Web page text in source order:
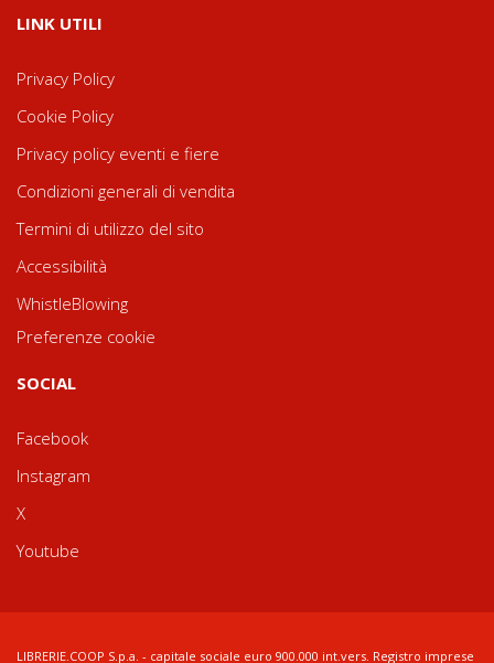
LINK UTILI
Privacy Policy
Cookie Policy
Privacy policy eventi e fiere
Condizioni generali di vendita
Termini di utilizzo del sito
Accessibilità
WhistleBlowing
Preferenze cookie
SOCIAL
Facebook
Instagram
X
Youtube
LIBRERIE.COOP S.p.a. - capitale sociale euro 900.000 int.vers. Registro imprese